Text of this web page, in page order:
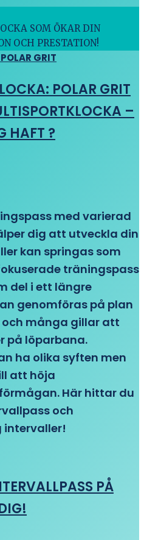
SOM ÖKAR DIN
OCH PRESTATION!
POLAR GRIT
–
HAFT ?
med varierad
dig att utveckla din
kan springas som
träningspass
del i ett längre
genomföras på plan
och många gillar att
på löparbana.
ha olika syften men
att höja
Här hittar du
och
intervaller!
PÅ